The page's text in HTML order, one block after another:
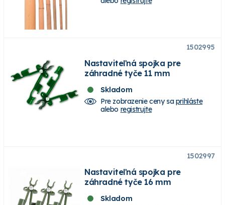
1502995
Nastaviteľná spojka pre
záhradné tyče 11 mm
Skladom
Pre zobrazenie ceny saprihláste
alebo registrujte
1502997
Nastaviteľná spojka pre
záhradné tyče 16 mm
Skladom